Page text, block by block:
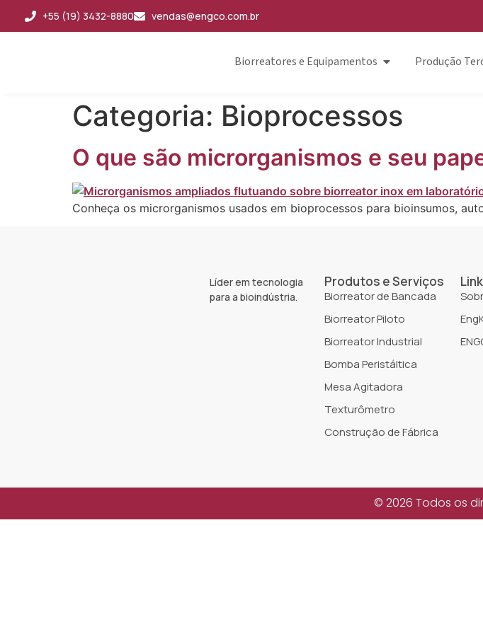
+55 (19) 3432-8880 vendas@engco.com.br
Biorreatores e Equipamentos Produção
Categoria: Bioprocessos
O que são microrganismos e seu
Conheça os microrganismos usados em bioprocessos para bioinsumos,
Líder em tecnologia
para a bioindústria.
Produtos e Serviços
Biorreator de Bancada
Biorreator Piloto
Biorreator Industrial
Bomba Peristáltica
Mesa Agitadora
Texturômetro
Construção de Fábrica
© 2026 Todos os